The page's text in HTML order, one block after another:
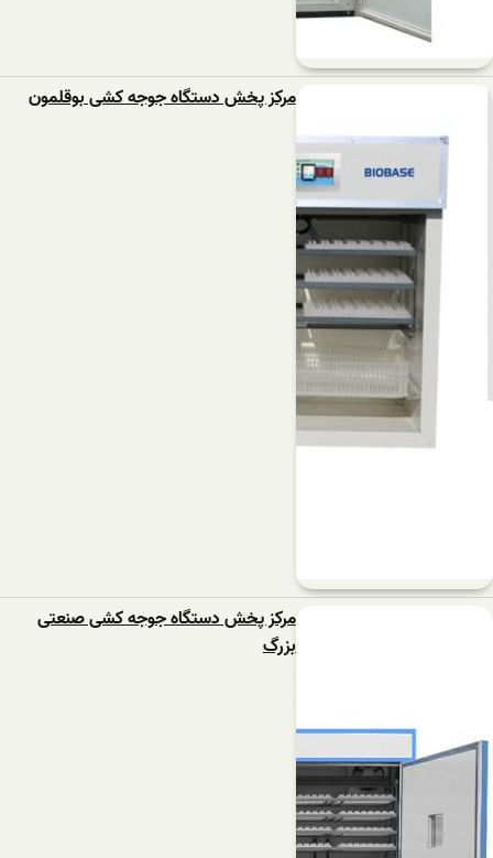
مرکز پخش دستگاه جوجه کشی بوقلمون
مرکز پخش دستگاه جوجه کشی صنعتی
بزرگ